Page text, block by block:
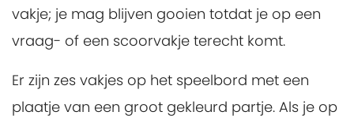
vakje; je mag blijven gooien totdat je op een
vraag- of een scoorvakje terecht komt.
Er zijn zes vakjes op het speelbord met een
plaatje van een groot gekleurd partje. Als je op